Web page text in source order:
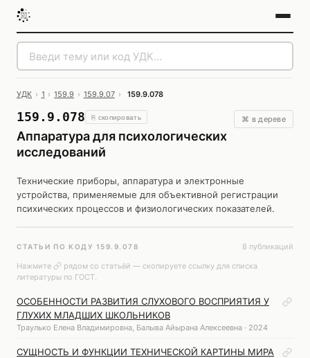
УДК › 1 › 159.9 › 159.9.07 › 159.9.078
159.9.078 ⎘ скопировать
Аппаратура для психологических
исследований
⌘ в дереве
Технические приборы, аппаратура и электронные
устройства, применяемые для объективной регистрации
психических процессов и физиологических показателей.
СТАТЬИ ПО КОДУ 159.9.078
8 публикаций
Нажмите
рядом со статьёй — скопируете ссылку для списка
литературы по ГОСТ.
ОСОБЕННОСТИ РАЗВИТИЯ СЛУХОВОГО ВОСПРИЯТИЯ У
ГЛУХИХ МЛАДШИХ ШКОЛЬНИКОВ
Траулько Елена Владимировна, Балыва Айырана Алексеевна · 2024
СУЩНОСТЬ И ФУНКЦИИ ТЕХНИЧЕСКОЙ КАРТИНЫ МИРА